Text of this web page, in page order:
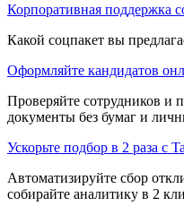
Корпоративная поддержка
Какой соцпакет вы
Оформляйте кандидатов
Проверяйте сотрудников и
документы без бумаг и
Ускорьте подбор в 2 раза с
Автоматизируйте сбор
собирайте аналитику в 2